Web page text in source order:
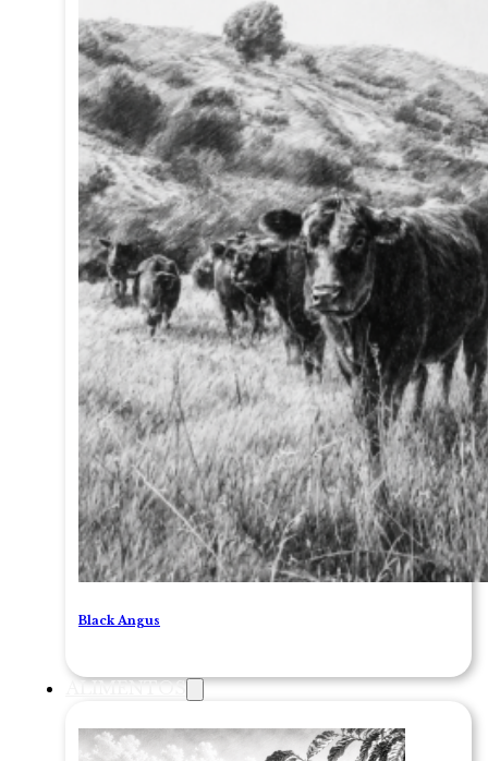
Black Angus
ALIMENTOS